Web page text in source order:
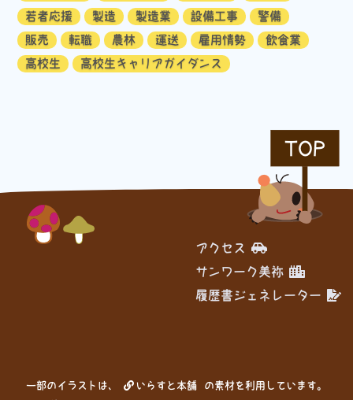
若者応援
製造 製造業 設備工事
警備
販売
転職 農林 運送 雇用情勢
飲食業
高校生
高校生キャリアガイダンス
TOP
アクセス
サンワーク美祢
履歴書ジェネレーター
一部のイラストは、 いらすと本舗 の素材を利用しています。